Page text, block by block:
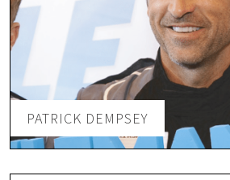
PATRICK DEMPSEY